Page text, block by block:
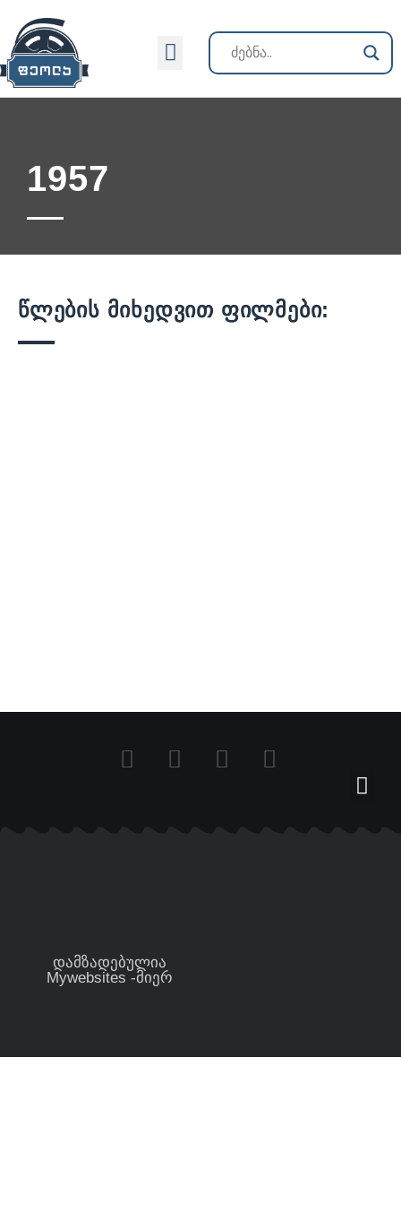
1957
წლების მიხედვით ფილმები:
დამზადებულია
Mywebsites -მიერ